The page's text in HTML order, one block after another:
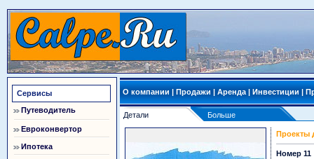
Сервисы
Путеводитель
Евроконвертор
Ипотека
О компании | Продажи | Аренда | Инвестиции |
Детали Больше
Проекты
Номер 11